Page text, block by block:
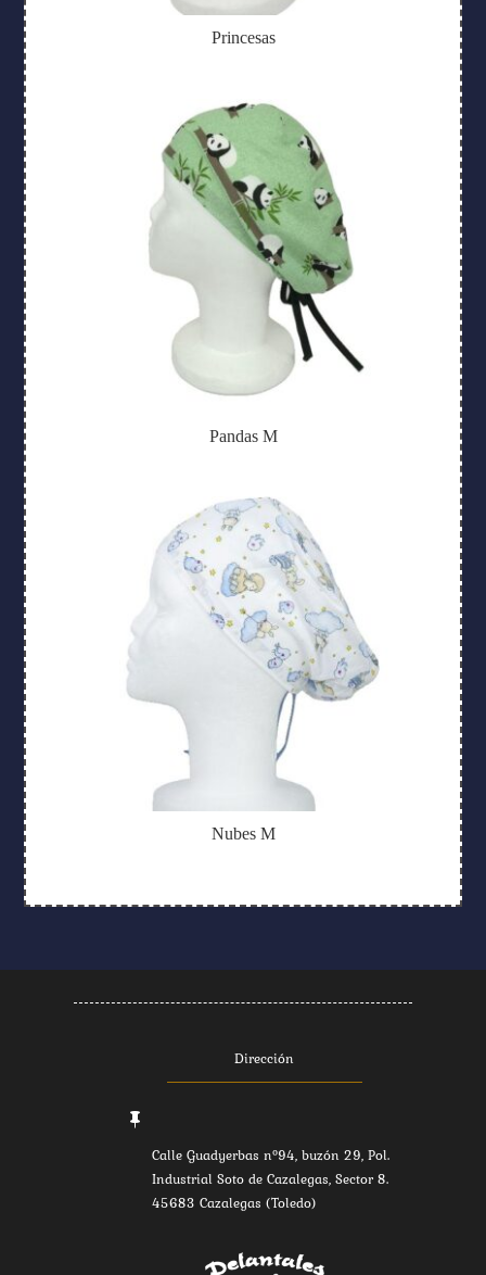
Princesas
Pandas M
Nubes M
Dirección

Calle Guadyerbas nº94, buzón 29, Pol.
Industrial Soto de Cazalegas, Sector 8.
45683 Cazalegas (Toledo)